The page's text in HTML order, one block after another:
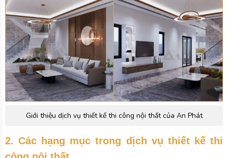
Giới thiệu dịch vụ thiết kế thi công nội thất của An Phát
2. Các hạng mục trong dịch vụ thiết kế thi